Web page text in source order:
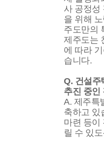
사 공정성
을 위해
주도만의
제주도는
에 따라
습니다.
Q. 건설주
추진 중인
A. 제주특
축하고 있
마련 등이
릴 수 있